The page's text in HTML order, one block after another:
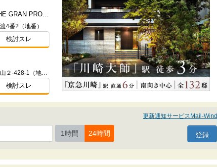
（仮称）YOKOHAMA THE GRAN PROJECT
4番2（地番）
検討スレ
神奈川県横浜市港北区大倉山２-428-1（地番）
検討スレ
更新通知サービスMail-Wind
1時間 24時間